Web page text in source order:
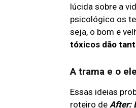
lúcida sobre a
psicológico os
seja, o bom e
tóxicos dão
A trama e o
Essas ideias
roteiro de After: